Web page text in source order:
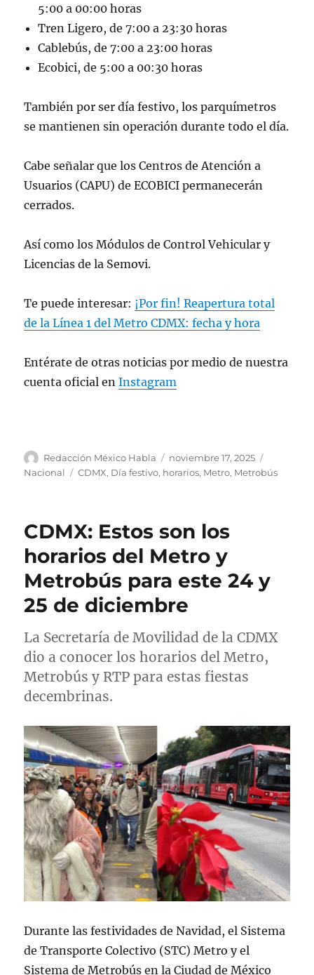
5:00 a 00:00 horas
Tren Ligero, de 7:00 a 23:30 horas
Cablebús, de 7:00 a 23:00 horas
Ecobici, de 5:00 a 00:30 horas
También por ser día festivo, los parquímetros
se mantienen sin operación durante todo el día.
Cabe señalar que los Centros de Atención a
Usuarios (CAPU) de ECOBICI permanecerán
cerrados.
Así como los Módulos de Control Vehicular y
Licencias de la Semovi.
Te puede interesar: ¡Por fin! Reapertura total
de la Línea 1 del Metro CDMX: fecha y hora
Entérate de otras noticias por medio de nuestra
cuenta oficial enInstagram
A
u
Redacción México Habla
P
u
c
d
o
e
l
noviembre 17, 2025
a
a
Nacional
E
u
e
a
s
CDMX, Día festivo, horarios, Metro, Metrobús
CDMX: Estos son los
horarios del Metro y
Metrobús para este 24 y
25 de diciembre
La Secretaría de Movilidad de la CDMX
dio a conocer los horarios del Metro,
Metrobús y RTP para estas fiestas
decembrinas.
Durante las festividades de Navidad, el Sistema
de Transporte Colectivo (STC) Metro y el
Sistema de Metrobús en la Ciudad de México